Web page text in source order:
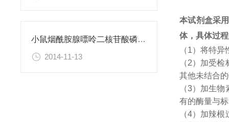
小鼠烟酰胺腺嘌呤二核苷酸磷酸（NADPH）检测试剂盒
2014-11-13
本试剂盒采
体，具体过
（1）将特
（2）加受
其他未结合
（3）加生
有的酶量与
（4）加辣